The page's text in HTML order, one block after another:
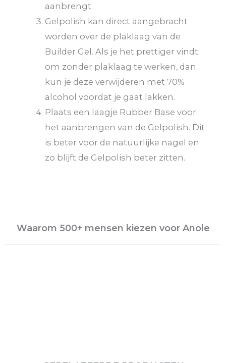
aanbrengt.
Gelpolish kan direct aangebracht
worden over de plaklaag van de
Builder Gel. Als je het prettiger vindt
om zonder plaklaag te werken, dan
kun je deze verwijderen met 70%
alcohol voordat je gaat lakken.
Plaats een laagje Rubber Base voor
het aanbrengen van de Gelpolish. Dit
is beter voor de natuurlijke nagel en
zo blijft de Gelpolish beter zitten.
Waarom 500+ mensen kiezen voor Anole